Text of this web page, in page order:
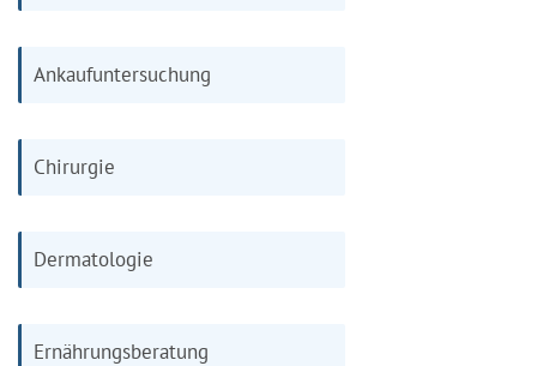
Ankaufuntersuchung
Chirurgie
Dermatologie
Ernährungsberatung